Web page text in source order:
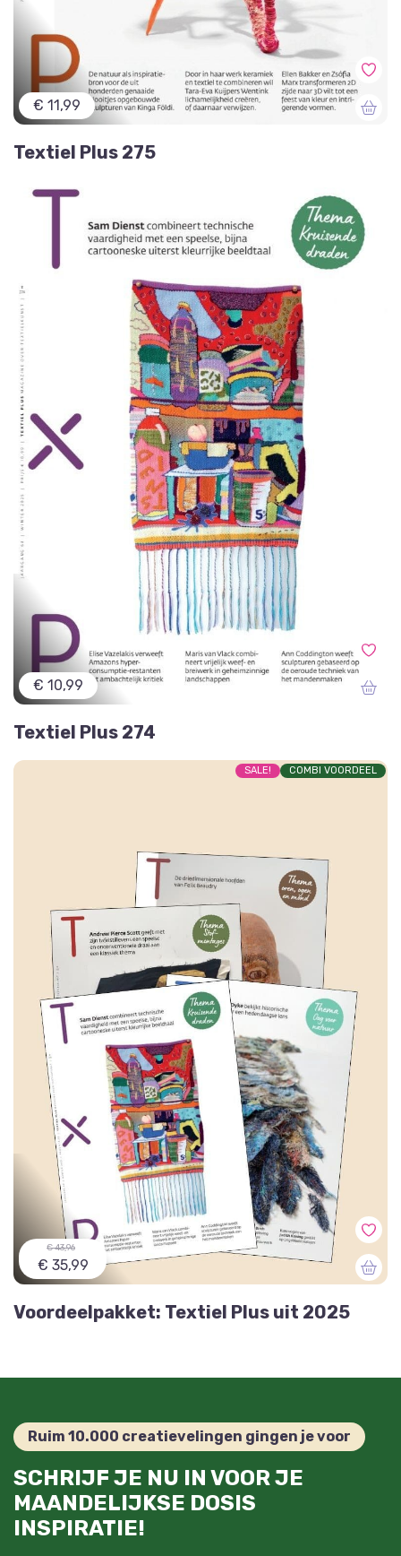
€ 11,99
Textiel Plus 275
€ 10,99
Textiel Plus 274
SALE! COMBI VOORDEEL
€ 43,96
€ 35,99
Voordeelpakket: Textiel Plus uit 2025
Ruim 10.000 creatievelingen gingen je voor
SCHRIJF JE NU IN VOOR JE
MAANDELIJKSE DOSIS
INSPIRATIE!